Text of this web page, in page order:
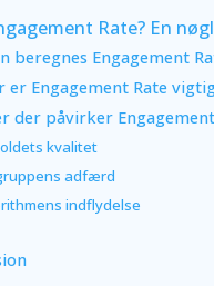
Rate? En
beregnes Engagement
Engagement Rate
der påvirker
kvalitet
adfærd
indflydelse